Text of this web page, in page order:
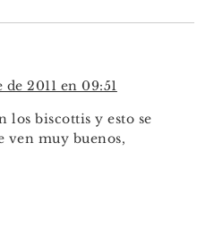
2011 en 09:51
los biscottis y esto se
ven muy buenos,